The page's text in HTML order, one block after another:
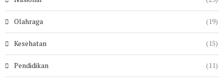
Olahraga (19)
Kesehatan (15)
Pendidikan (11)